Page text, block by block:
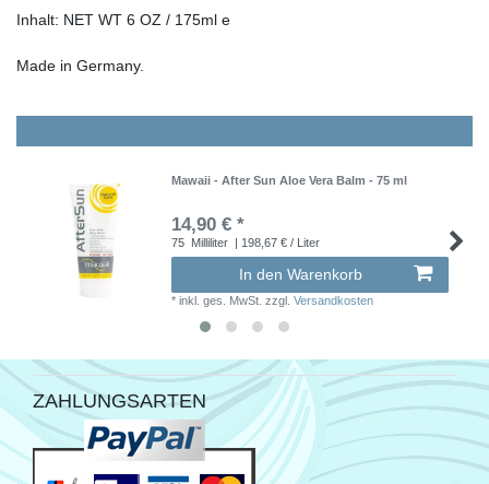
Inhalt: NET WT 6 OZ / 175ml e
Made in Germany.
Mawaii - After Sun Aloe Vera Balm - 75 ml
14,90 € *
75 Milliliter | 198,67 € / Liter
In den Warenkorb
*inkl. ges. MwSt. zzgl.Versandkosten
ZAHLUNGSARTEN